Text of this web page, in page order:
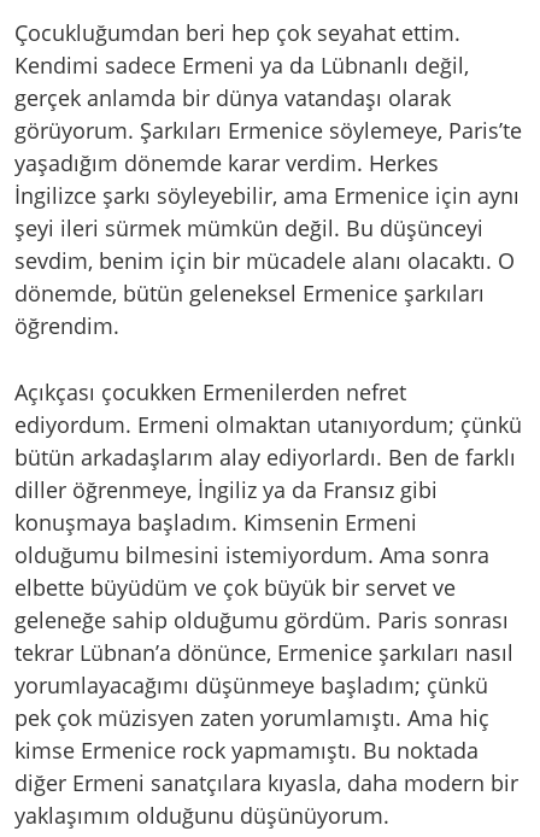
Çocukluğumdan beri hep çok seyahat ettim.
Kendimi sadece Ermeni ya da Lübnanlı değil,
gerçek anlamda bir dünya vatandaşı olarak
görüyorum. Şarkıları Ermenice söylemeye, Paris’te
yaşadığım dönemde karar verdim. Herkes
İngilizce şarkı söyleyebilir, ama Ermenice için aynı
şeyi ileri sürmek mümkün değil. Bu düşünceyi
sevdim, benim için bir mücadele alanı olacaktı. O
dönemde, bütün geleneksel Ermenice şarkıları
öğrendim.
Açıkçası çocukken Ermenilerden nefret
ediyordum. Ermeni olmaktan utanıyordum; çünkü
bütün arkadaşlarım alay ediyorlardı. Ben de farklı
diller öğrenmeye, İngiliz ya da Fransız gibi
konuşmaya başladım. Kimsenin Ermeni
olduğumu bilmesini istemiyordum. Ama sonra
elbette büyüdüm ve çok büyük bir servet ve
geleneğe sahip olduğumu gördüm. Paris sonrası
tekrar Lübnan’a dönünce, Ermenice şarkıları nasıl
yorumlayacağımı düşünmeye başladım; çünkü
pek çok müzisyen zaten yorumlamıştı. Ama hiç
kimse Ermenice rock yapmamıştı. Bu noktada
diğer Ermeni sanatçılara kıyasla, daha modern bir
yaklaşımım olduğunu düşünüyorum.